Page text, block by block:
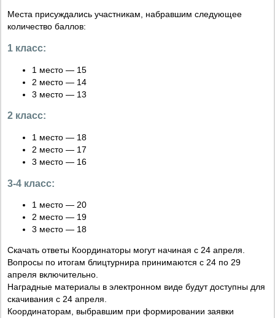
Места присуждались участникам, набравшим следующее
количество баллов:
1 класс:
1 место — 15
2 место — 14
3 место — 13
2 класс:
1 место — 18
2 место — 17
3 место — 16
3-4 класс:
1 место — 20
2 место — 19
3 место — 18
Скачать ответы Координаторы могут начиная с 24 апреля.
Вопросы по итогам блицтурнира принимаются с 24 по 29
апреля включительно.
Наградные материалы в электронном виде будут доступны для
скачивания с 24 апреля.
Координаторам, выбравшим при формировании заявки